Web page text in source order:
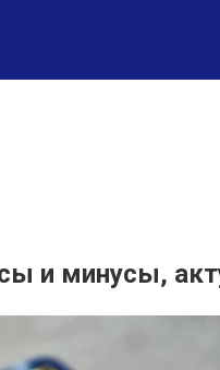
и минусы,